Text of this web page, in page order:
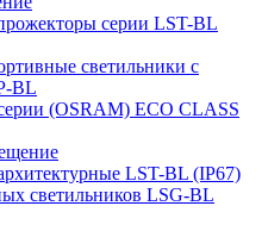
серии LST-BL
светильники с
BL
(OSRAM) ECO CLASS
LST-BL (IP67)
светильников LSG-BL